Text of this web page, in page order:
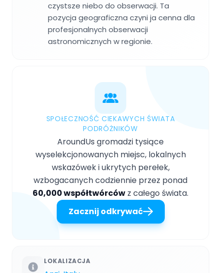
czystsze niebo do obserwacji. Ta
pozycja geograficzna czyni ja cenna dla
profesjonalnych obserwacji
astronomicznych w regionie.
SPOŁECZNOŚĆ CIEKAWYCH ŚWIATA
PODRÓŻNIKÓW
AroundUs gromadzi tysiące
wyselekcjonowanych miejsc, lokalnych
wskazówek i ukrytych perełek,
wzbogacanych codziennie przez ponad
60,000 współtwórców z całego świata.
Zacznij odkrywać
LOKALIZACJA